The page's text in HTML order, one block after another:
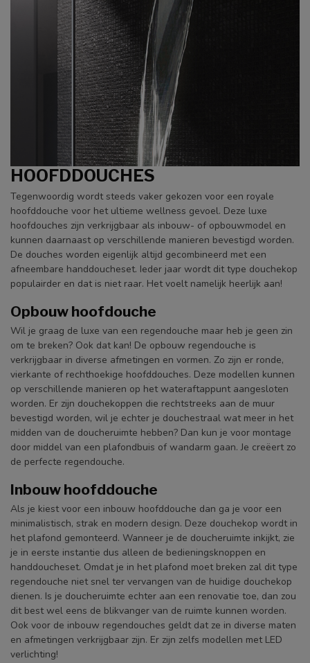
HOOFDDOUCHES
Tegenwoordig wordt steeds vaker gekozen voor een royale
hoofddouche voor het ultieme wellness gevoel. Deze luxe
hoofdouches zijn verkrijgbaar als inbouw- of opbouwmodel en
kunnen daarnaast op verschillende manieren bevestigd worden.
De douches worden eigenlijk altijd gecombineerd met een
afneembare handdoucheset. Ieder jaar wordt dit type douchekop
populairder en dat is niet raar. Het voelt namelijk heerlijk aan!
Opbouw hoofdouche
Wil je graag de luxe van een regendouche maar heb je geen zin
om te breken? Ook dat kan! De opbouw regendouche is
verkrijgbaar in diverse afmetingen en vormen. Zo zijn er ronde,
vierkante of rechthoekige hoofddouches. Deze modellen kunnen
op verschillende manieren op het wateraftappunt aangesloten
worden. Er zijn douchekoppen die rechtstreeks aan de muur
bevestigd worden, wil je echter je douchestraal wat meer in het
midden van de doucheruimte hebben? Dan kun je voor montage
door middel van een plafondbuis of wandarm gaan. Je creëert zo
de perfecte regendouche.
Inbouw hoofddouche
Als je kiest voor een inbouw hoofddouche dan ga je voor een
minimalistisch, strak en modern design. Deze douchekop wordt in
het plafond gemonteerd. Wanneer je de doucheruimte inkijkt, zie
je in eerste instantie dus alleen de bedieningsknoppen en
handdoucheset. Omdat je in het plafond moet breken zal dit type
regendouche niet snel ter vervangen van de huidige douchekop
dienen. Is je doucheruimte echter aan een renovatie toe, dan zou
dit best wel eens de blikvanger van de ruimte kunnen worden.
Ook voor de inbouw regendouches geldt dat ze in diverse maten
en afmetingen verkrijgbaar zijn. Er zijn zelfs modellen met LED
verlichting!